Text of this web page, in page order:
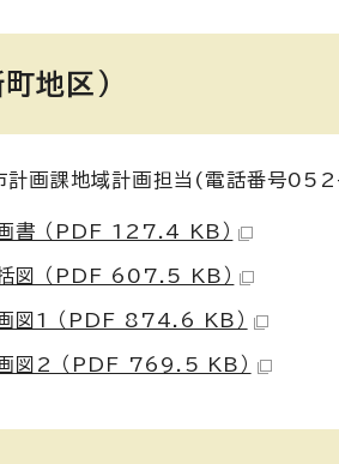
地区）
市計画課地域計画担当(電話番
画書 （PDF 127.4 KB）
括図 （PDF 607.5 KB）
画図1 （PDF 874.6 KB）
画図2 （PDF 769.5 KB）